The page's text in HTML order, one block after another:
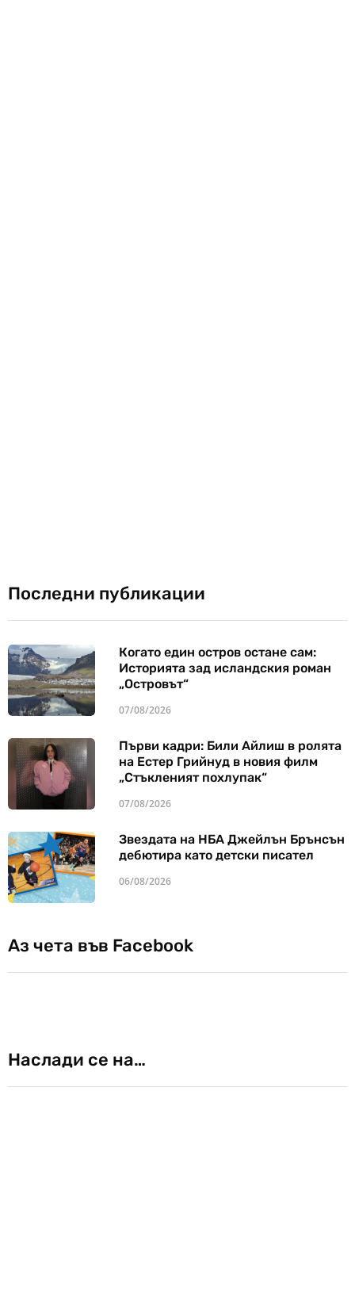
Последни публикации
Когато един остров остане сам:
Историята зад исландския роман
„Островът“
07/08/2026
Първи кадри: Били Айлиш в ролята
на Естер Грийнуд в новия филм
„Стъкленият похлупак“
07/08/2026
Звездата на НБА Джейлън Брънсън
дебютира като детски писател
06/08/2026
Аз чета във Facebook
Наслади се на…